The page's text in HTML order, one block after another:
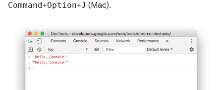
Command+Option+J (Mac).